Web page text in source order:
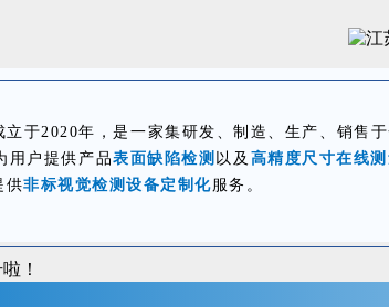
于2020年，是一家集研发、制造、生产、销售于
用户提供产品表面缺陷检测 以及 高精度尺寸在线
供非标视觉检测设备定制化服务。